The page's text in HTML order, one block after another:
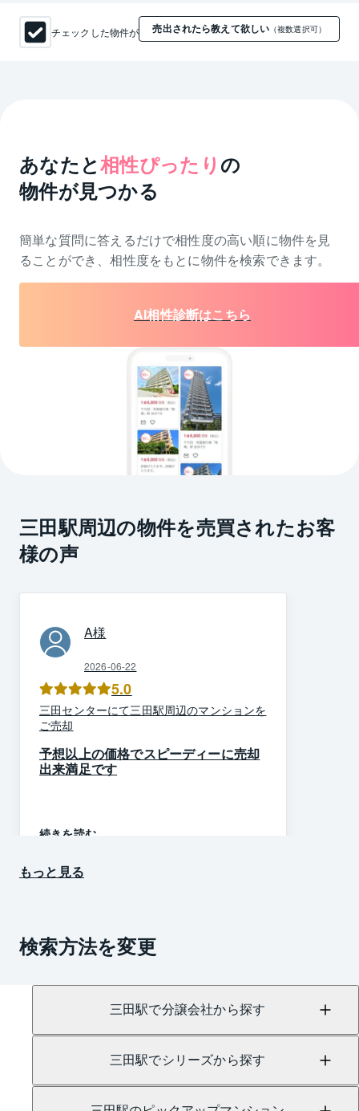
チェックした物件が 売出されたら教えて欲しい （複数選択可）
あなたと相性ぴったり の
物件が見つかる
簡単な質問に答えるだけで相性度の高い順に物件を 見
ることができ、相性度をもとに物件を検索できます。
AI相性診断はこちら
三田駅周辺の物件を売買されたお客
様の声
A様
2026-06-22
5.0
三田センターにて三田駅周辺のマンションを
ご売却
予想以上の価格でスピーディーに売却
出来満足です
続きを読む
もっと見る
検索方法を変更
三田駅で分譲会社から探す
三田駅でシリーズから探す